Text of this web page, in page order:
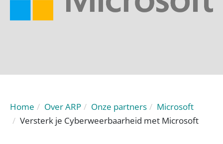
Home Over ARP Onze partners
Microsoft
Versterk je Cyberweerbaarheid met Microsoft​